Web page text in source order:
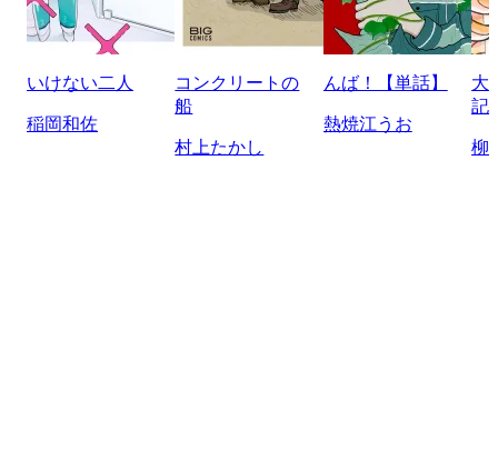
いけない二人
稲岡和佐
コンクリートの
船
村上たかし
んば！【単話】
熱焼江うお
大
記
柳